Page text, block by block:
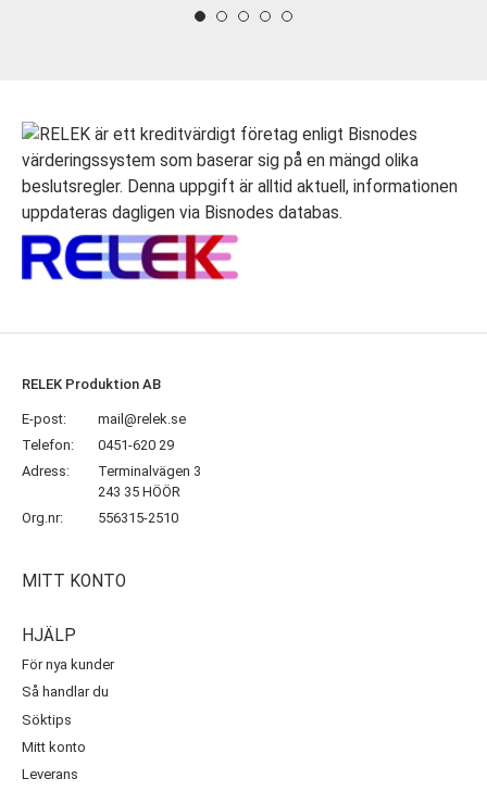
RELEK Produktion AB
E-post:
mail@relek.se
Telefon:
0451-620 29
Adress:
Terminalvägen 3
243 35 HÖÖR
Org.nr:
556315-2510
MITT KONTO
HJÄLP
För nya kunder
Så handlar du
Söktips
Mitt konto
Leverans